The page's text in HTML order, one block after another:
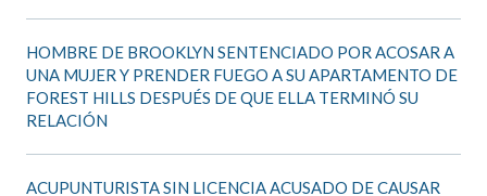
HOMBRE DE BROOKLYN SENTENCIADO POR ACOSAR A
UNA MUJER Y PRENDER FUEGO A SU APARTAMENTO DE
FOREST HILLS DESPUÉS DE QUE ELLA TERMINÓ SU
RELACIÓN
ACUPUNTURISTA SIN LICENCIA ACUSADO DE CAUSAR